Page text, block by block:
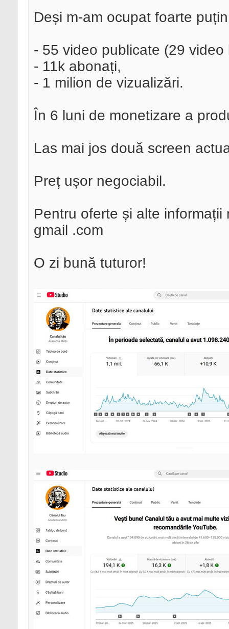
Deși m-am ocupat foarte
- 55 video publicate (29
- 11k abonați,
- 1 milion de vizualizări.
În 6 luni de monetizare a
Las mai jos două screen
Preț ușor negociabil.
Pentru oferte și alte
gmail .com
O zi bună tuturor!